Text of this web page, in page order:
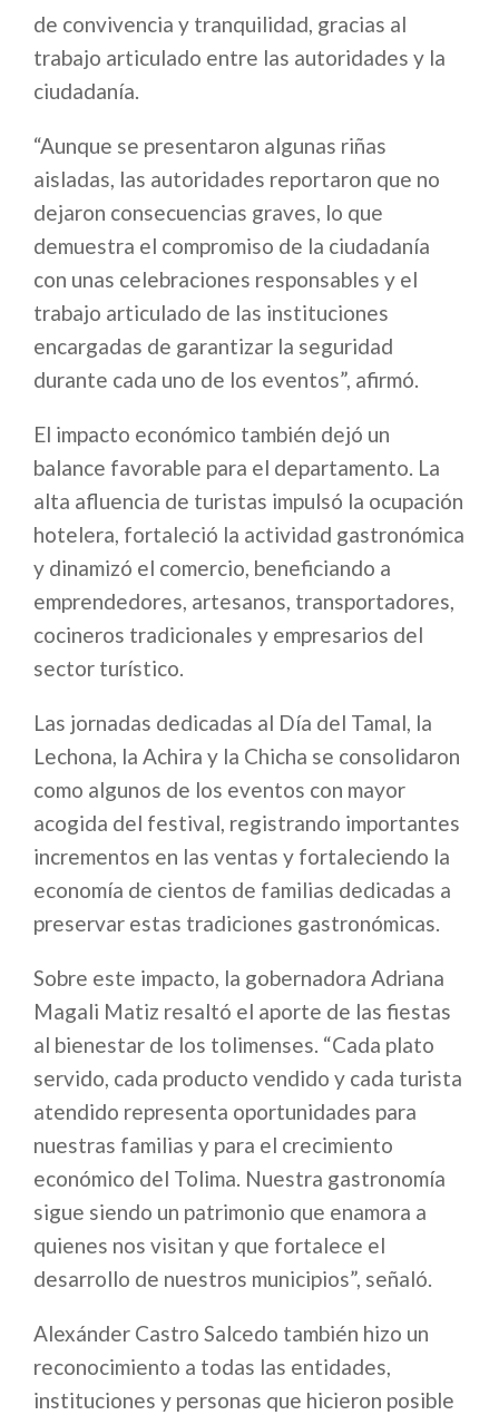
de convivencia y tranquilidad, gracias al
trabajo articulado entre las autoridades y la
ciudadanía.
“Aunque se presentaron algunas riñas
aisladas, las autoridades reportaron que no
dejaron consecuencias graves, lo que
demuestra el compromiso de la ciudadanía
con unas celebraciones responsables y el
trabajo articulado de las instituciones
encargadas de garantizar la seguridad
durante cada uno de los eventos”, afirmó.
El impacto económico también dejó un
balance favorable para el departamento. La
alta afluencia de turistas impulsó la ocupación
hotelera, fortaleció la actividad gastronómica
y dinamizó el comercio, beneficiando a
emprendedores, artesanos, transportadores,
cocineros tradicionales y empresarios del
sector turístico.
Las jornadas dedicadas al Día del Tamal, la
Lechona, la Achira y la Chicha se consolidaron
como algunos de los eventos con mayor
acogida del festival, registrando importantes
incrementos en las ventas y fortaleciendo la
economía de cientos de familias dedicadas a
preservar estas tradiciones gastronómicas.
Sobre este impacto, la gobernadora Adriana
Magali Matiz resaltó el aporte de las fiestas
al bienestar de los tolimenses. “Cada plato
servido, cada producto vendido y cada turista
atendido representa oportunidades para
nuestras familias y para el crecimiento
económico del Tolima. Nuestra gastronomía
sigue siendo un patrimonio que enamora a
quienes nos visitan y que fortalece el
desarrollo de nuestros municipios”, señaló.
Alexánder Castro Salcedo también hizo un
reconocimiento a todas las entidades,
instituciones y personas que hicieron posible